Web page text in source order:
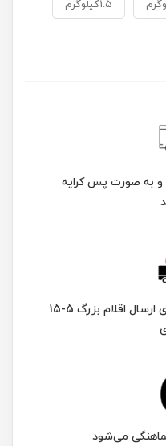
1.5کیلوگرم
و به صورت پس کرایه
ارسال اقلام کوچک 2-5 روز کاری ارسال اقلام بزرگ 5-15
می‌شود